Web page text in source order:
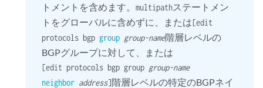
トメントを含めます。multipathステートメン
トをグローバルに含めずに、または[edit
protocols bgp group group-name階層レベルの
BGPグループに対して、または
[edit protocols bgp group group-name
neighbor address]階層レベルの特定のBGPネイ